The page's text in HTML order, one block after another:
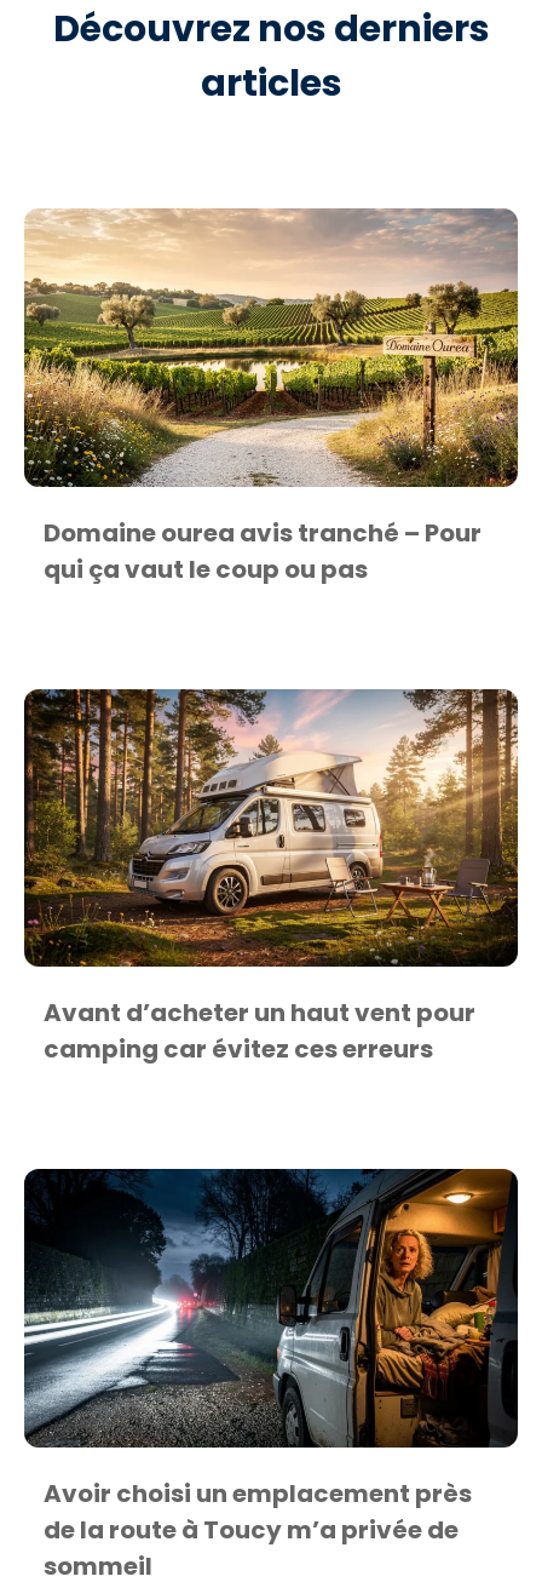
Découvrez nos derniers
articles
Domaine ourea avis tranché – Pour
qui ça vaut le coup ou pas
Avant d’acheter un haut vent pour
camping car évitez ces erreurs
Avoir choisi un emplacement près
de la route à Toucy m’a privée de
sommeil